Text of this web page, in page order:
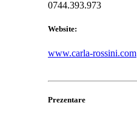
0744.393.973
Website:
www.carla-rossini.com
Prezentare